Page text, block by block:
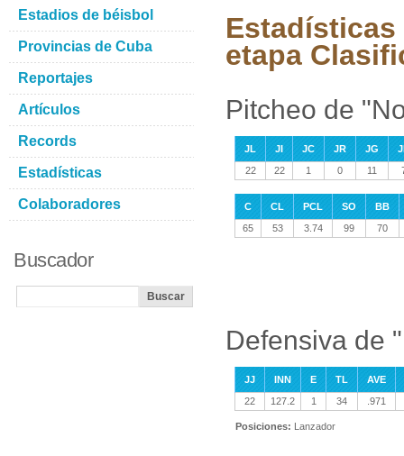
Estadísticas
etapa
Pitcheo de
JL JI JC JR JG
22
22 1 0 11
C CL PCL SO
BB
65
53 3.74 99 70
Defensiva de
JJ INN E TL
AVE
22
127.2 1 34 .971
Posiciones: Lanzador
Estadios de béisbol
Provincias de Cuba
Reportajes
Artículos
Records
Estadísticas
Colaboradores
Buscador